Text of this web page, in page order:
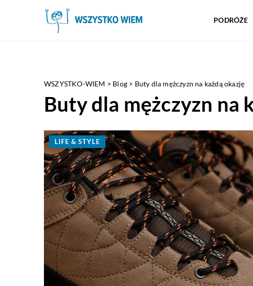
PODRÓŻE
WSZYSTKO-WIEM > Blog > Buty dla mężczyzn na każdą okazję
Buty dla mężczyzn na
LIFE & STYLE